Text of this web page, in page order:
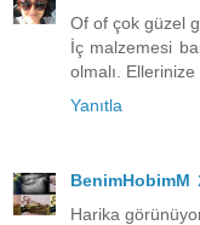
Of of çok güzel
İç malzemesi
olmalı. Ellerinize
Yanıtla
BenimHobimM
Harika